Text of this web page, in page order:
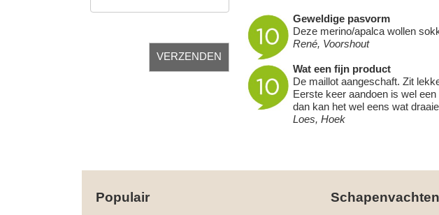
Geweldige pasvorm
Deze merino/apalca wollen
René, Voorshout
Wat een fijn product
De maillot aangeschaft. Zit
Eerste keer aandoen is wel
dan kan het wel eens wat
Loes, Hoek
Populair